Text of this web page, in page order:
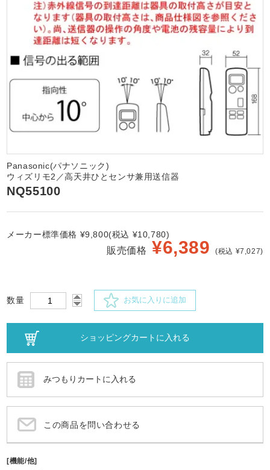
Panasonic(パナソニック)
ウィズリモ2／高天井ひとセンサ兼用送信器
NQ55100
メーカー標準価格 ¥9,800(税込 ¥10,780)
販売価格 ¥6,389 (税込 ¥7,027)
数量 お気に入りに追加
この商品を問い合わせる
[機能/他]